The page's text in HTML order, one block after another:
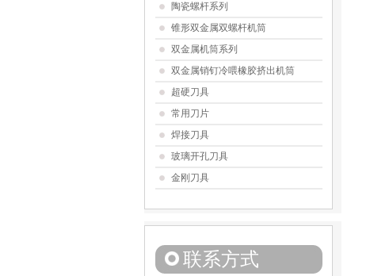
陶瓷螺杆系列
锥形双金属双螺杆机筒
双金属机筒系列
双金属销钉冷喂橡胶挤出机筒
超硬刀具
常用刀片
焊接刀具
玻璃开孔刀具
金刚刀具
联系方式